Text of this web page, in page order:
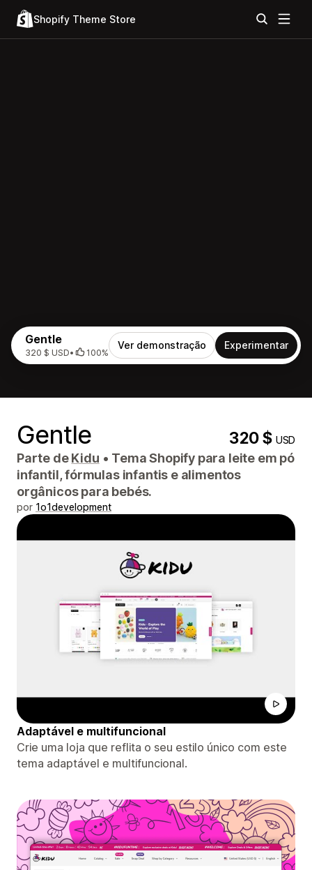
Shopify Theme Store
Gentle
320 $ USD• 100%
Ver demonstração Experimentar
Gentle 320 $USD
Parte deKidu • Tema Shopify para leite em pó
infantil, fórmulas infantis e alimentos
orgânicos para bebés.
por 1o1development
Adaptável e multifuncional
Crie uma loja que reflita o seu estilo único com este
tema adaptável e multifuncional.